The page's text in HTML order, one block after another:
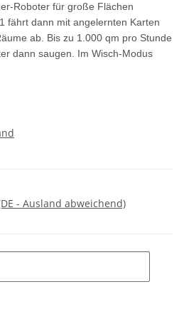
Roboter für große Flächen
fährt dann mit angelernten Karten
ab. Bis zu 1.000 qm pro Stunde
dann saugen. Im Wisch-Modus
- Ausland abweichend)